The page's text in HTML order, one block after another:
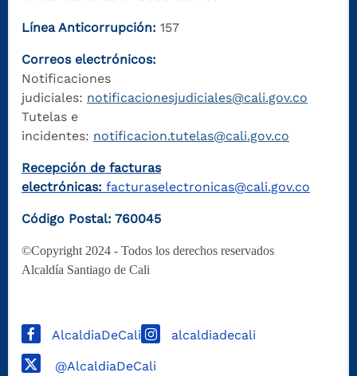
Línea Anticorrupción: 157
Correos electrónicos:
Notificaciones
judiciales: notificacionesjudiciales@cali.gov.co
Tutelas e
incidentes: notificacion.tutelas@cali.gov.co
Recepción de facturas
electrónicas: facturaselectronicas@cali.gov.co
Código Postal: 760045
©Copyright 2024 - Todos los derechos reservados
Alcaldía Santiago de Cali
AlcaldiaDeCali alcaldiadecali
@AlcaldiaDeCali